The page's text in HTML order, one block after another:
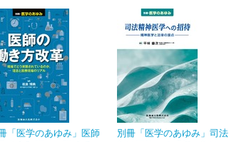
「医学のあゆみ」医師
別冊「医学のあゆみ」司法